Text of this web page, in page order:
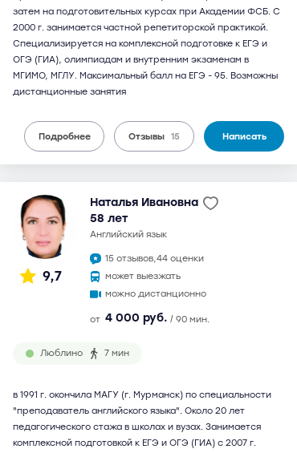
затем на подготовительных курсах при Академии ФСБ. С
2000 г. занимается частной репетиторской практикой.
Специализируется на комплексной подготовке к ЕГЭ и
ОГЭ (ГИА), олимпиадам и внутренним экзаменам в
МГИМО, МГЛУ. Максимальный балл на ЕГЭ - 95. Возможны
дистанционные занятия
Подробнее Отзывы 15 Написать
9,7
Наталья Ивановна
58 лет
английский язык
15 отзывов,44 оценки
может выезжать
можно дистанционно
от 4 000 руб. / 90 мин.
Люблино 7 мин
в 1991 г. окончила МАГУ (г. Мурманск) по специальности
"преподаватель английского языка". Около 20 лет
педагогического стажа в школах и вузах. Занимается
комплексной подготовкой к ЕГЭ и ОГЭ (ГИА) с 2007 г.